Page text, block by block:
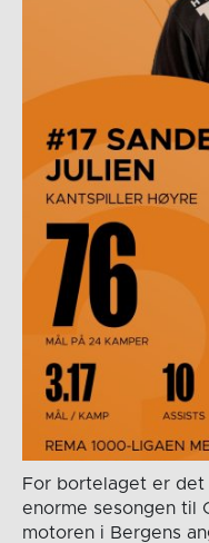
For bortelaget er det
enorme sesongen til
motoren i Bergens